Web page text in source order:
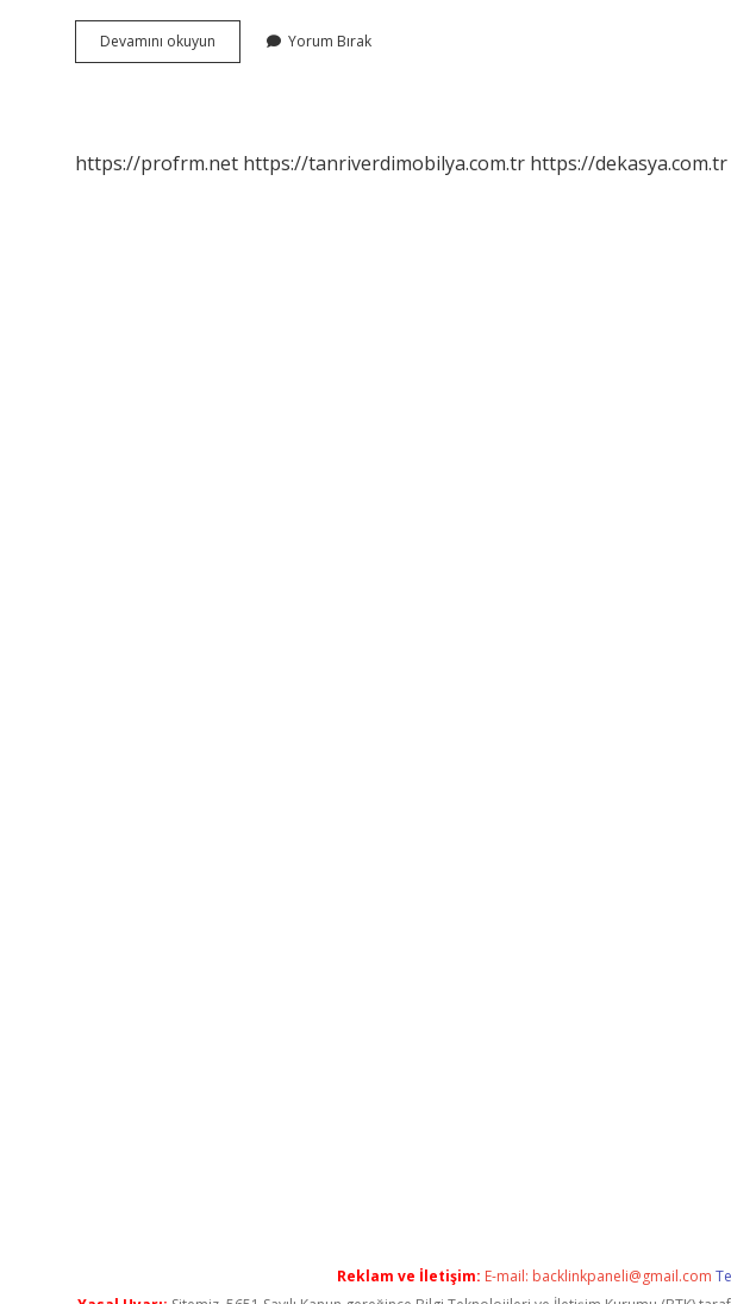
Devamını okuyun
Roman
Yorum Bırak
https://profrm.net https://tanriverdimobilya.com.tr https://dekasya.com.tr
Reklam ve İletişim: E-mail: backlinkpaneli@gmail.com